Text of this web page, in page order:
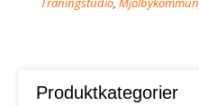
Produktkategorier